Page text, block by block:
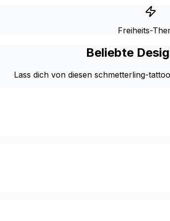
Freiheits-
Beliebte
Lass dich von diesen schmetterling-